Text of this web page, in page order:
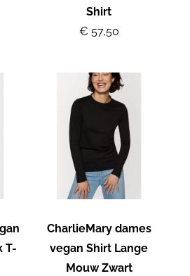
Shirt
€ 57,50
T-
CharlieMary dames
vegan Shirt Lange
Mouw Zwart